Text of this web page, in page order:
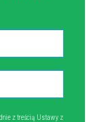
z treścią Ustawy z